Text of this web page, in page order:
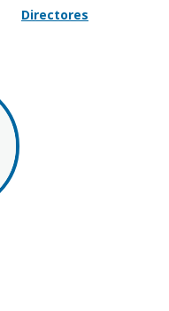
Directores